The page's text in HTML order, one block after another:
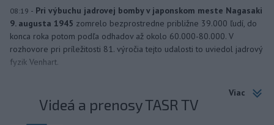
08:19 - Pri výbuchu jadrovej bomby v japonskom meste Nagasaki
9. augusta 1945 zomrelo bezprostredne približne 39.000 ľudí, do
konca roka potom podľa odhadov až okolo 60.000-80.000. V
rozhovore pri príležitosti 81. výročia tejto udalosti to uviedol jadrový
fyzik Venhart.
Viac
Videá a prenosy TASR TV